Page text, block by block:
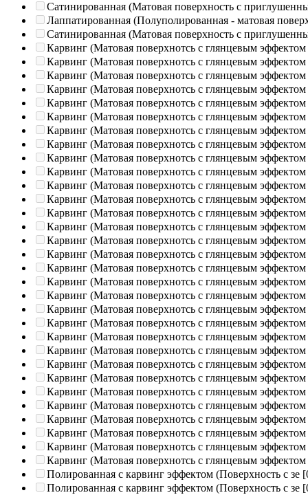
Сатинированная (Матовая поверхность с
Лаппатированная (Полуполированная - матовая
Сатинированная (Матовая поверхность с
Карвинг (Матовая поверхнотсь с глянцевым эффектом
Карвинг (Матовая поверхнотсь с глянцевым эффектом
Карвинг (Матовая поверхнотсь с глянцевым эффектом
Карвинг (Матовая поверхнотсь с глянцевым эффектом
Карвинг (Матовая поверхнотсь с глянцевым эффектом
Карвинг (Матовая поверхнотсь с глянцевым эффектом
Карвинг (Матовая поверхнотсь с глянцевым эффектом
Карвинг (Матовая поверхнотсь с глянцевым эффектом
Карвинг (Матовая поверхнотсь с глянцевым эффектом
Карвинг (Матовая поверхнотсь с глянцевым эффектом
Карвинг (Матовая поверхнотсь с глянцевым эффектом
Карвинг (Матовая поверхнотсь с глянцевым эффектом
Карвинг (Матовая поверхнотсь с глянцевым эффектом
Карвинг (Матовая поверхнотсь с глянцевым эффектом
Карвинг (Матовая поверхнотсь с глянцевым эффектом
Карвинг (Матовая поверхнотсь с глянцевым эффектом
Карвинг (Матовая поверхнотсь с глянцевым эффектом
Карвинг (Матовая поверхнотсь с глянцевым эффектом
Карвинг (Матовая поверхнотсь с глянцевым эффектом
Карвинг (Матовая поверхнотсь с глянцевым эффектом
Карвинг (Матовая поверхнотсь с глянцевым эффектом
Карвинг (Матовая поверхнотсь с глянцевым эффектом
Карвинг (Матовая поверхнотсь с глянцевым эффектом
Карвинг (Матовая поверхнотсь с глянцевым эффектом
Карвинг (Матовая поверхнотсь с глянцевым эффектом
Карвинг (Матовая поверхнотсь с глянцевым эффектом
Карвинг (Матовая поверхнотсь с глянцевым эффектом
Карвинг (Матовая поверхнотсь с глянцевым эффектом
Карвинг (Матовая поверхнотсь с глянцевым эффектом
Карвинг (Матовая поверхнотсь с глянцевым эффектом
Карвинг (Матовая поверхнотсь с глянцевым эффектом
Полированная c карвинг эффектом (Поверхность с зе
Полированная c карвинг эффектом (Поверхность с зе